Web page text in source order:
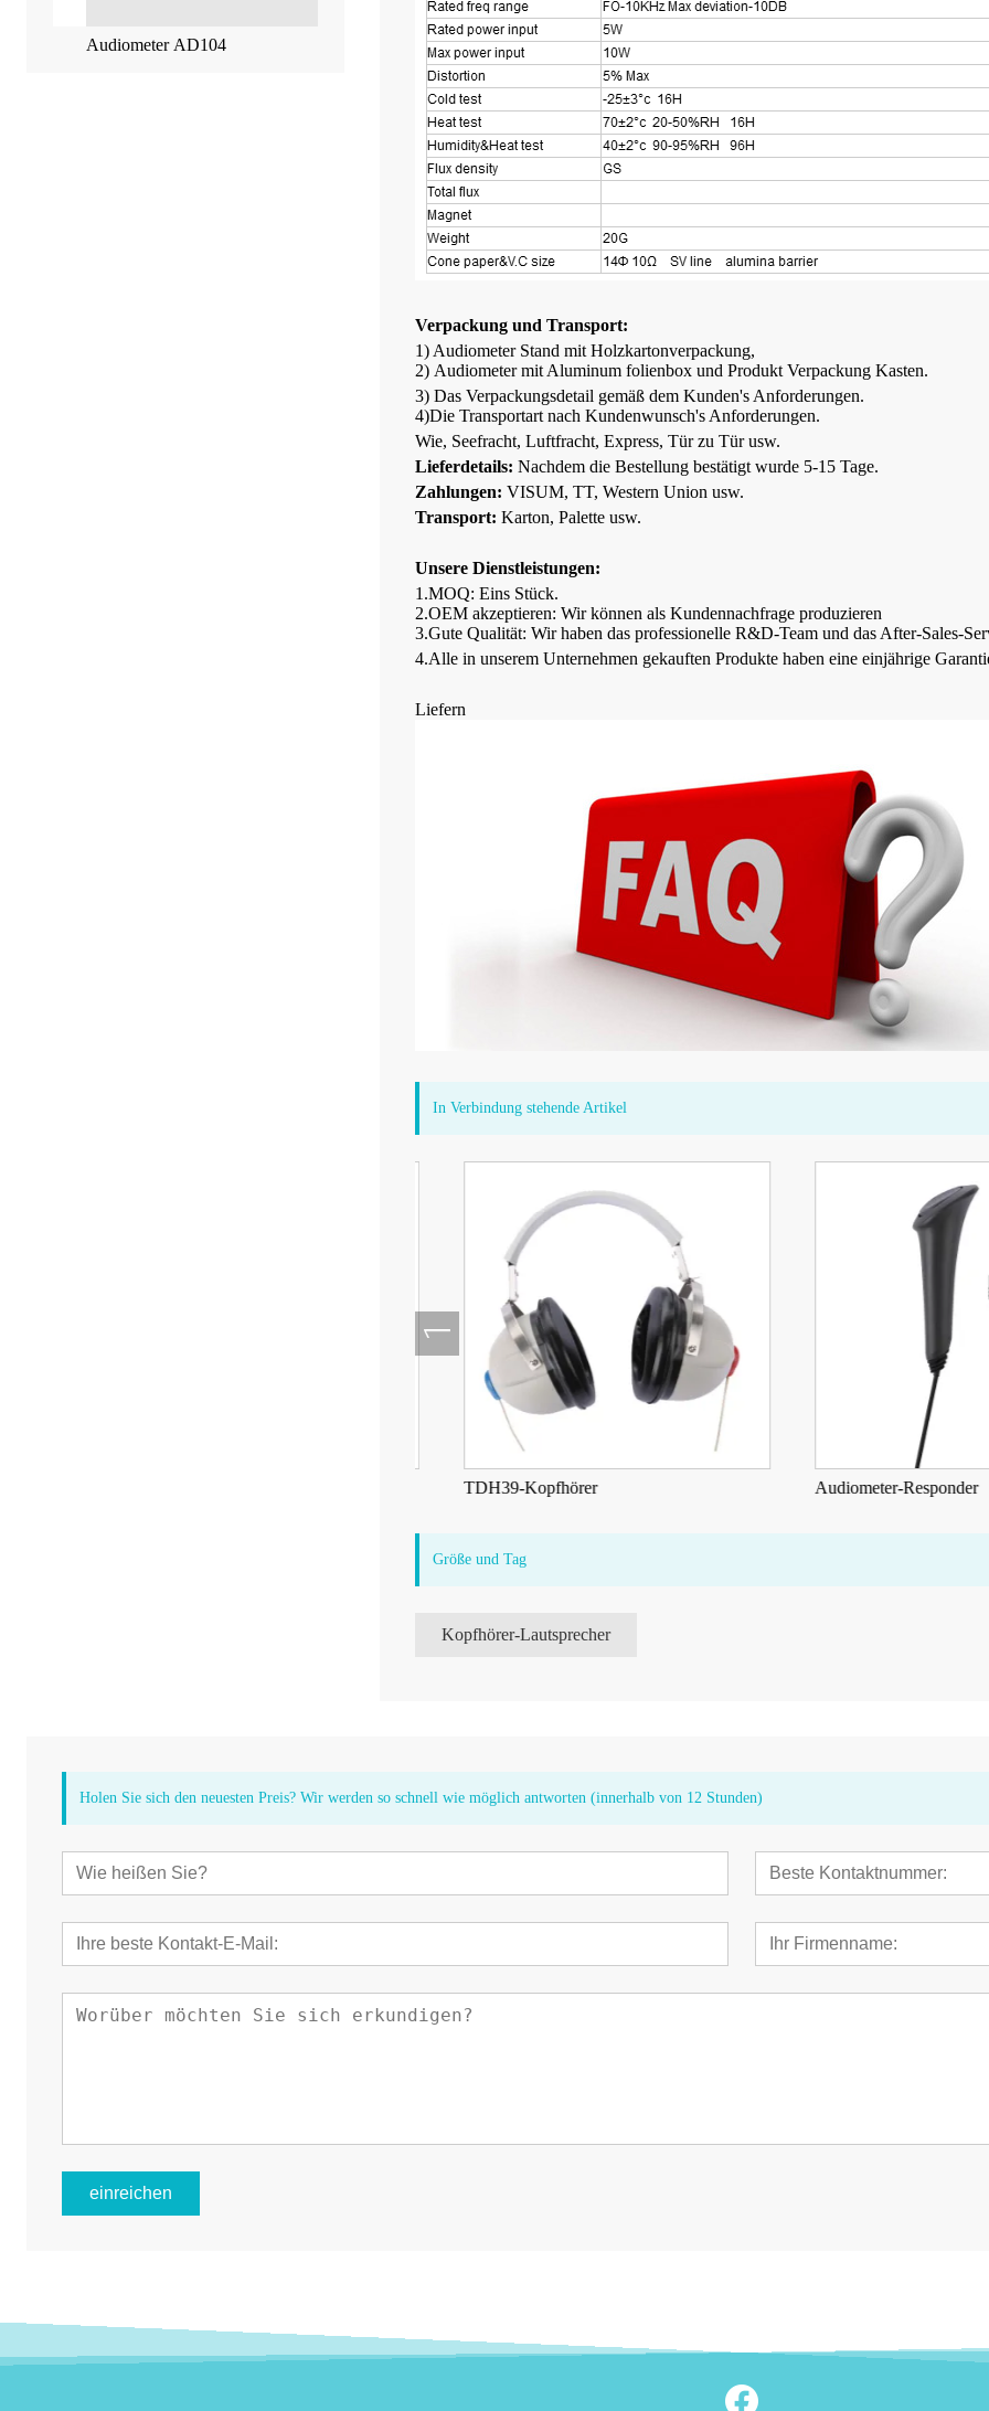
Audiometer AD104 Mittelohranalysator Audiometer AD100 Audiometriekabine
Verpackung und Transport:
1) AudiometerStand mit Holzkartonverpackung,
2) Audiometer mit Aluminum folienbox und Produkt Verpackung Kasten.
3) Das Verpackungsdetail gemäß dem Kunden's Anforderungen.
4)Die Transportart nach Kundenwunsch's Anforderungen.
Wie, Seefracht, Luftfracht, Express, Tür zu Tür usw.
Lieferdetails: Nachdem die Bestellung bestätigt wurde 5-15 Tage.
Zahlungen: VISUM, TT, Western Union usw.
Transport: Karton, Palette usw.
Unsere Dienstleistungen:
1.MOQ: Eins Stück.
2.OEM akzeptieren: Wir können als Kundennachfrage produzieren
3.Gute Qualität: Wir haben das professionelle R&D-Team und das After-Sales-
4.Alle in unserem Unternehmen gekauften Produkte haben eine einjährige
Liefern
In Verbindung stehende Artikel
TDH39-Kopfhörer Audiometer-Responder
Größe und Tag
Kopfhörer-Lautsprecher
Holen Sie sich den neuesten Preis? Wir werden so schnell wie möglich antworten (innerhalb von 12 Stunden)
einreichen